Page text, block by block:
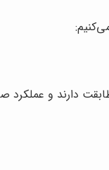
دارند و عملکرد